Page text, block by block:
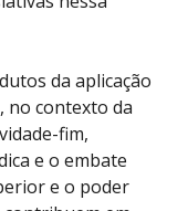
da aplicação
no contexto da
fim,
e o embate
e o poder